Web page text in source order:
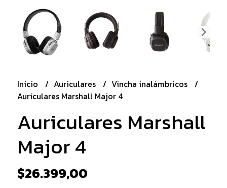
Inicio Auriculares
Vincha inalámbricos
Auriculares Marshall Major 4
Auriculares Marshall
Major 4
$26.399,00